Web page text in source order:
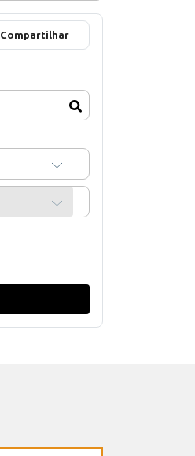
Compartilhar